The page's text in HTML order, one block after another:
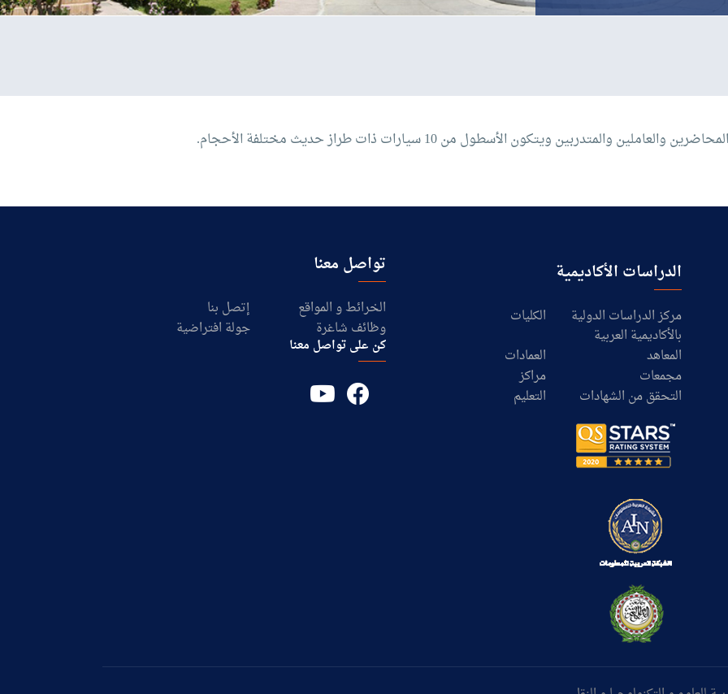
ويتكون الأسطول من 10 سيارات ذات طراز حديث مختلفة الأحجام.
الدراسات الأكاديمية
الكليات
مركز الدراسات الدولية
بالأكاديمية العربية
العمادات
المعاهد
مراكز
مجمعات
التعليم
التحقق من الشهادات
تواصل معنا
إتصل بنا
الخرائط و المواقع
جولة افتراضية
وظائف شاغرة
كن على تواصل معنا